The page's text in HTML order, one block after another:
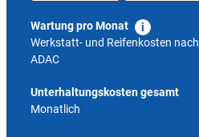
Wartung pro Monat
Werkstatt- und Reifenkosten nach
ADAC
Unterhaltungskosten gesamt
Monatlich